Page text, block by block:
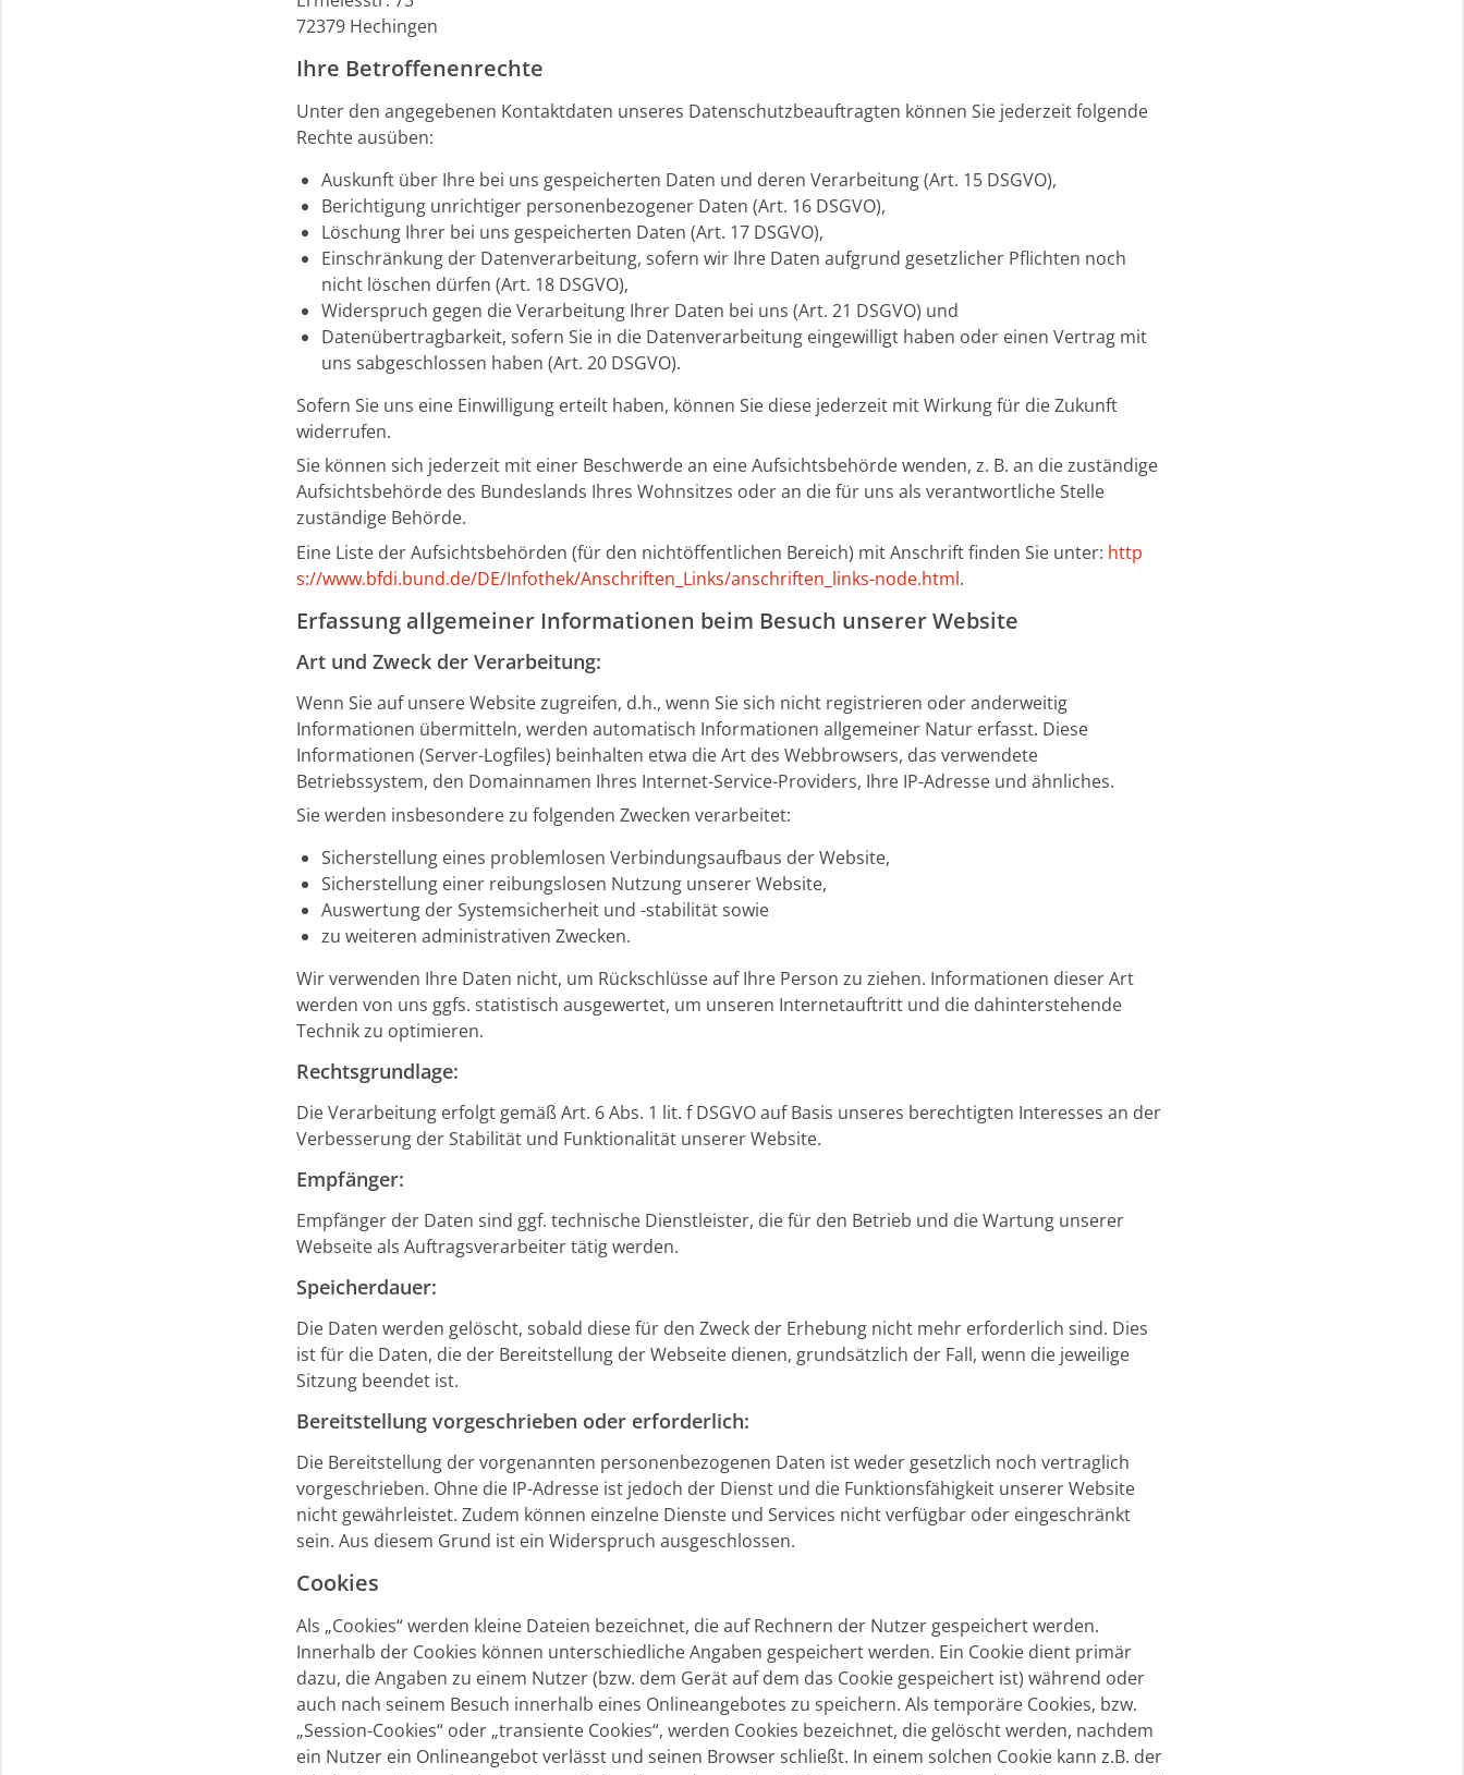
72379 Hechingen
Ihre Betroffenenrechte
Unter den angegebenen Kontaktdaten unseres Datenschutzbeauftragten können Sie jederzeit folgende
Rechte ausüben:
Auskunft über Ihre bei uns gespeicherten Daten und deren Verarbeitung (Art. 15 DSGVO),
Berichtigung unrichtiger personenbezogener Daten (Art. 16 DSGVO),
Löschung Ihrer bei uns gespeicherten Daten (Art. 17 DSGVO),
Einschränkung der Datenverarbeitung, sofern wir Ihre Daten aufgrund gesetzlicher Pflichten noch
nicht löschen dürfen (Art. 18 DSGVO),
Widerspruch gegen die Verarbeitung Ihrer Daten bei uns (Art. 21 DSGVO) und
Datenübertragbarkeit, sofern Sie in die Datenverarbeitung eingewilligt haben oder einen Vertrag mit
uns sabgeschlossen haben (Art. 20 DSGVO).
Sofern Sie uns eine Einwilligung erteilt haben, können Sie diese jederzeit mit Wirkung für die Zukunft
widerrufen.
Sie können sich jederzeit mit einer Beschwerde an eine Aufsichtsbehörde wenden, z. B. an die zuständige
Aufsichtsbehörde des Bundeslands Ihres Wohnsitzes oder an die für uns als verantwortliche Stelle
zuständige Behörde.
Eine Liste der Aufsichtsbehörden (für den nichtöffentlichen Bereich) mit Anschrift finden Sie unter: http
s://www.bfdi.bund.de/DE/Infothek/Anschriften_Links/anschriften_links-node.html.
Erfassung allgemeiner Informationen beim Besuch unserer Website
Art und Zweck der Verarbeitung:
Wenn Sie auf unsere Website zugreifen, d.h., wenn Sie sich nicht registrieren oder anderweitig
Informationen übermitteln, werden automatisch Informationen allgemeiner Natur erfasst. Diese
Informationen (Server-Logfiles) beinhalten etwa die Art des Webbrowsers, das verwendete
Betriebssystem, den Domainnamen Ihres Internet-Service-Providers, Ihre IP-Adresse und ähnliches.
Sie werden insbesondere zu folgenden Zwecken verarbeitet:
Sicherstellung eines problemlosen Verbindungsaufbaus der Website,
Sicherstellung einer reibungslosen Nutzung unserer Website,
Auswertung der Systemsicherheit und -stabilität sowie
zu weiteren administrativen Zwecken.
Wir verwenden Ihre Daten nicht, um Rückschlüsse auf Ihre Person zu ziehen. Informationen dieser Art
werden von uns ggfs. statistisch ausgewertet, um unseren Internetauftritt und die dahinterstehende
Technik zu optimieren.
Rechtsgrundlage:
Die Verarbeitung erfolgt gemäß Art. 6 Abs. 1 lit. f DSGVO auf Basis unseres berechtigten Interesses an der
Verbesserung der Stabilität und Funktionalität unserer Website.
Empfänger:
Empfänger der Daten sind ggf. technische Dienstleister, die für den Betrieb und die Wartung unserer
Webseite als Auftragsverarbeiter tätig werden.
Speicherdauer:
Die Daten werden gelöscht, sobald diese für den Zweck der Erhebung nicht mehr erforderlich sind. Dies
ist für die Daten, die der Bereitstellung der Webseite dienen, grundsätzlich der Fall, wenn die jeweilige
Sitzung beendet ist.
Bereitstellung vorgeschrieben oder erforderlich:
Die Bereitstellung der vorgenannten personenbezogenen Daten ist weder gesetzlich noch vertraglich
vorgeschrieben. Ohne die IP-Adresse ist jedoch der Dienst und die Funktionsfähigkeit unserer Website
nicht gewährleistet. Zudem können einzelne Dienste und Services nicht verfügbar oder eingeschränkt
sein. Aus diesem Grund ist ein Widerspruch ausgeschlossen.
Cookies
Als „Cookies“ werden kleine Dateien bezeichnet, die auf Rechnern der Nutzer gespeichert werden.
Innerhalb der Cookies können unterschiedliche Angaben gespeichert werden. Ein Cookie dient primär
dazu, die Angaben zu einem Nutzer (bzw. dem Gerät auf dem das Cookie gespeichert ist) während oder
auch nach seinem Besuch innerhalb eines Onlineangebotes zu speichern. Als temporäre Cookies, bzw.
„Session-Cookies“ oder „transiente Cookies“, werden Cookies bezeichnet, die gelöscht werden, nachdem
ein Nutzer ein Onlineangebot verlässt und seinen Browser schließt. In einem solchen Cookie kann z.B. der